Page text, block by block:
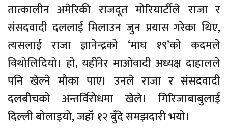
तात्कालीन अमेरिकी राजदूत मोरियार्टीले राजा र
संसदवादी दललाई मिलाउन जुन प्रयास गरेका थिए,
त्यसलाई राजा ज्ञानेन्द्रको ‘माघ १९’को कदमले
विथोलिदियो। हो, यहींनेर माओवादी अध्यक्ष दाहालले
पनि खेल्ने मौका पाए। उनले राजा र संसदवादी
दलबीचको अन्तर्विरोधमा खेले। गिरिजाबाबुलाई
दिल्ली बोलाइयो, जहाँ १२ बुँदे समझदारी भयो।